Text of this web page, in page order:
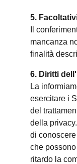
5.
Il
mancanza
finalità
6. Diritti
La
esercitare i
del
della
di
che
ritardo la